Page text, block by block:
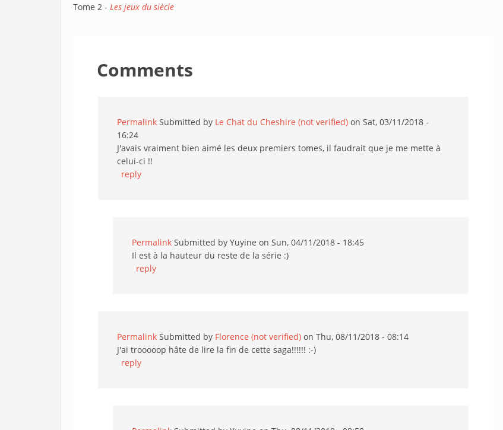
Tome 2 - Les jeux du siècle
Comments
Permalink Submitted by Le Chat du Cheshire (not verified) on Sat, 03/11/2018 -
16:24
J'avais vraiment bien aimé les deux premiers tomes, il faudrait que je me mette à
celui-ci !!
reply
Permalink Submitted by Yuyine on Sun, 04/11/2018 - 18:45
Il est à la hauteur du reste de la série :)
reply
Permalink Submitted by Florence (not verified) on Thu, 08/11/2018 - 08:14
J'ai trooooop hâte de lire la fin de cette saga!!!!!! :-)
reply